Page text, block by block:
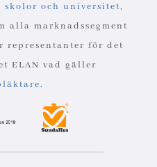
skolor och universitet,
alla marknadssegment
representanter för det
ELAN vad gäller
.